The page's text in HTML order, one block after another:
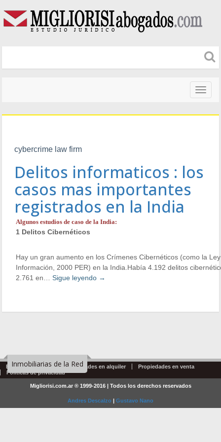
cybercrime law firm
Delitos informaticos : los
casos mas importantes
registrados en la India
Algunos estudios de caso de la India:
1 Delitos Cibernéticos
Hay un gran aumento en los Crímenes Cibernéticos (como la
Información, 2000 PER) en la India.Había 4.192 delitos
2.761 en…Sigue leyendo →
Inmobiliarias de la Red
Emprendimientos Propiedades en alquiler
Propiedades en venta
Politicas de privacidad
Migliorisi.com.ar ® 1999-2016 | Todos los derechos reservados
Andres Descalzo | Gustavo Nano